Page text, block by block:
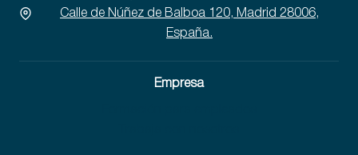
Calle de Núñez de Balboa 120, Madrid 28006,
España.
Empresa